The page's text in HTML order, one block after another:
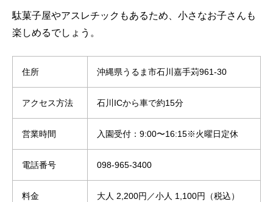
駄菓子屋やアスレチックもあるため、小さなお子さんも
楽しめるでしょう。
住所 沖縄県うるま市石川嘉手苅961-30
アクセス方法 石川ICから車で約15分
営業時間 入園受付：9:00〜16:15※火曜日定休
電話番号 098-965-3400
料金 大人 2,200円／小人 1,100円（税込）